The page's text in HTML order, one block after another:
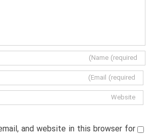
and website in this browser for